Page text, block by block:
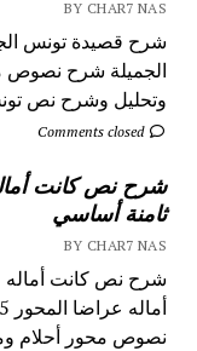
BY CHAR7 NAS
وتحليل وشرح نص
Comments closed
شرح نص كانت
ثامنة أساسي
BY CHAR7 NAS
شرح نص كانت أماله
نصوص محور أحلام